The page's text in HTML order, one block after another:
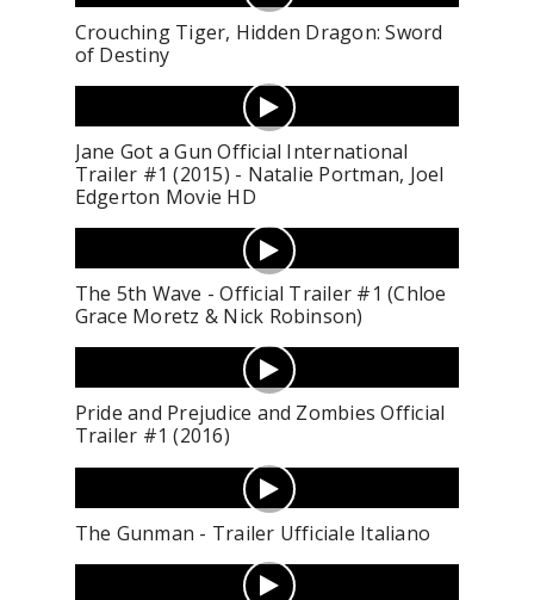
Crouching Tiger, Hidden Dragon: Sword
of Destiny
Jane Got a Gun Official International
Trailer #1 (2015) - Natalie Portman, Joel
Edgerton Movie HD
The 5th Wave - Official Trailer #1 (Chloe
Grace Moretz & Nick Robinson)
Pride and Prejudice and Zombies Official
Trailer #1 (2016)
The Gunman - Trailer Ufficiale Italiano